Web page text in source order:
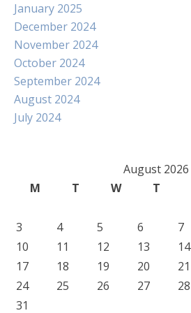
January 2025
December 2024
November 2024
October 2024
September 2024
August 2024
July 2024
August 2026
M
T W T
3
4 5 6 7
10
11 12 13 14
17
18 19 20 21
24
25 26 27 28
31